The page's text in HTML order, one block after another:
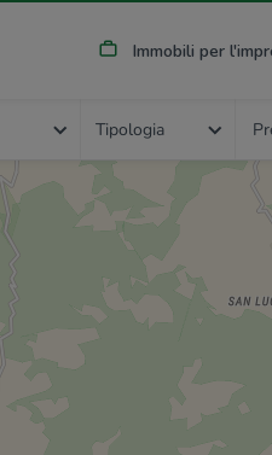
Immobili per
Tipologia